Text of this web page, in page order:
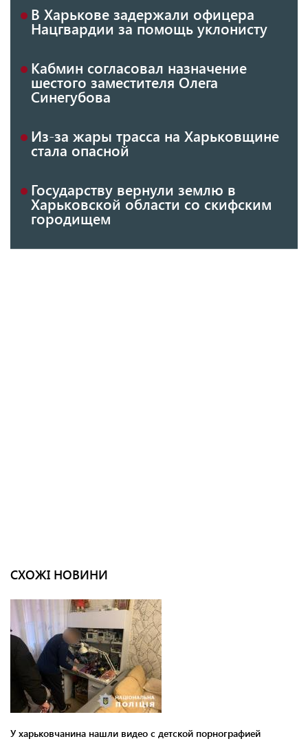
В Харькове задержали офицера
Нацгвардии за помощь уклонисту
Кабмин согласовал назначение
шестого заместителя Олега
Синегубова
Из-за жары трасса на Харьковщине
стала опасной
Государству вернули землю в
Харьковской области со скифским
городищем
СХОЖІ НОВИНИ
У харьковчанина нашли видео с детской порнографией